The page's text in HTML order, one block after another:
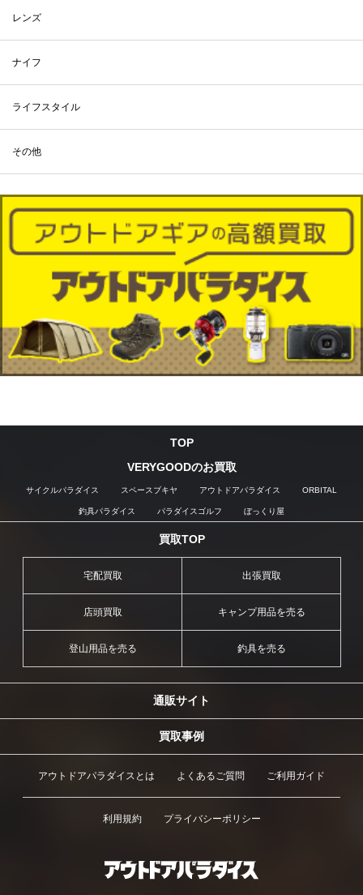
レンズ
ナイフ
ライフスタイル
その他
TOP
VERYGOODのお買取
サイクルパラダイス スペースブキヤ アウトドアパラダイス ORBITAL
釣具パラダイス パラダイスゴルフ ぼっくり屋
買取TOP
宅配買取 出張買取
店頭買取 キャンプ用品を売る
登山用品を売る 釣具を売る
通販サイト
買取事例
アウトドアパラダイスとは よくあるご質問 ご利用ガイド
利用規約 プライバシーポリシー